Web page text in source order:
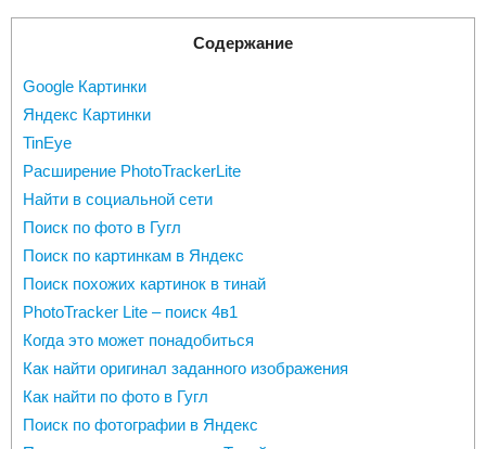
Содержание
Google Картинки
Яндекс Картинки
TinEye
Расширение PhotoTrackerLite
Найти в социальной сети
Поиск по фото в Гугл
Поиск по картинкам в Яндекс
Поиск похожих картинок в тинай
PhotoTracker Lite – поиск 4в1
Когда это может понадобиться
Как найти оригинал заданного изображения
Как найти по фото в Гугл
Поиск по фотографии в Яндекс